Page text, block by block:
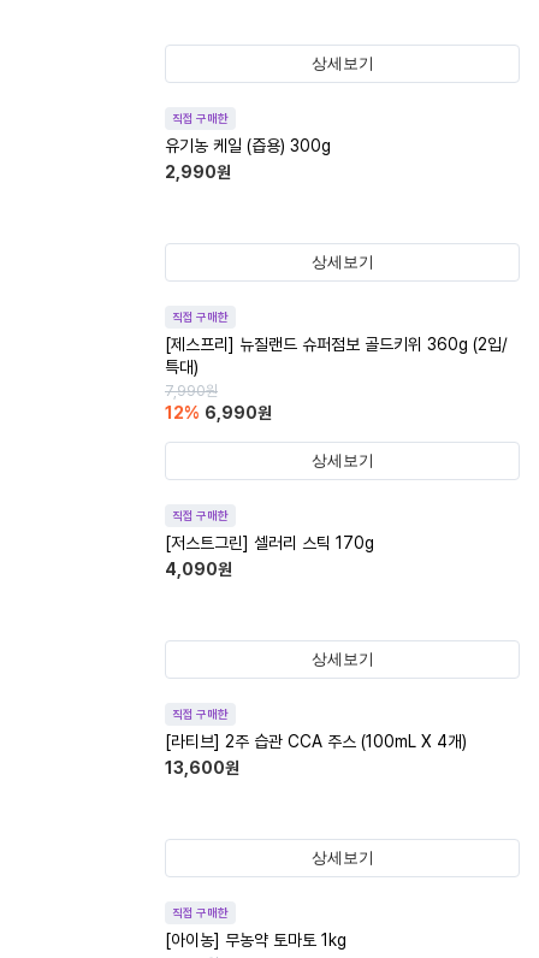
상세보기
직접 구매한
유기농 케일 (즙용) 300g
2,990원
상세보기
직접 구매한
[제스프리] 뉴질랜드 슈퍼점보 골드키위 360g (2입/
특대)
7,990원
12% 6,990원
상세보기
직접 구매한
[저스트그린] 셀러리 스틱 170g
4,090원
상세보기
직접 구매한
[라티브] 2주 습관 CCA 주스 (100mL X 4개)
13,600원
상세보기
직접 구매한
[아이농] 무농약 토마토 1kg